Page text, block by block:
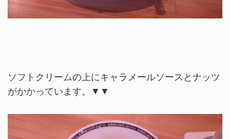
ソフトクリームの上にキャラメールソースとナッツ
がかかっています。▼▼